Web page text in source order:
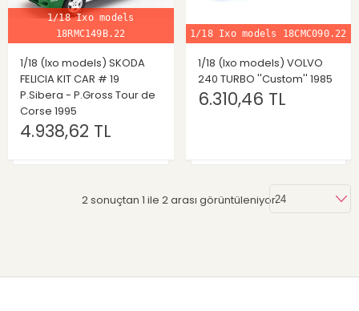
1/18 Ixo models
18RMC149B.22
1/18 (Ixo models) SKODA
FELICIA KIT CAR # 19
P.Sibera - P.Gross Tour de
Corse 1995
4.938,62 TL
1/18 Ixo models 18CMC090.22
1/18 (Ixo models) VOLVO
240 TURBO ''Custom'' 1985
6.310,46 TL
2 sonuçtan 1 ile 2 arası görüntüleniyor.